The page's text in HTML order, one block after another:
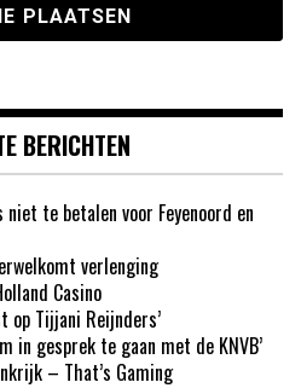
BERICHTEN
te betalen voor Feyenoord en
verlenging
Casino
op Tijjani Reijnders’
in gesprek te gaan met de KNVB’
– That’s Gaming